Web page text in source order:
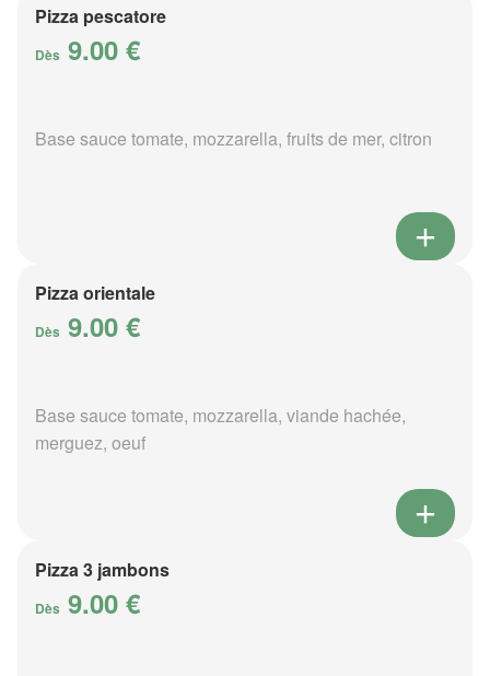
Pizza pescatore
Dès 9.00 €
Base sauce tomate, mozzarella, fruits de mer, citron
Pizza orientale
Dès 9.00 €
Base sauce tomate, mozzarella, viande hachée,
merguez, oeuf
Pizza 3 jambons
Dès 9.00 €